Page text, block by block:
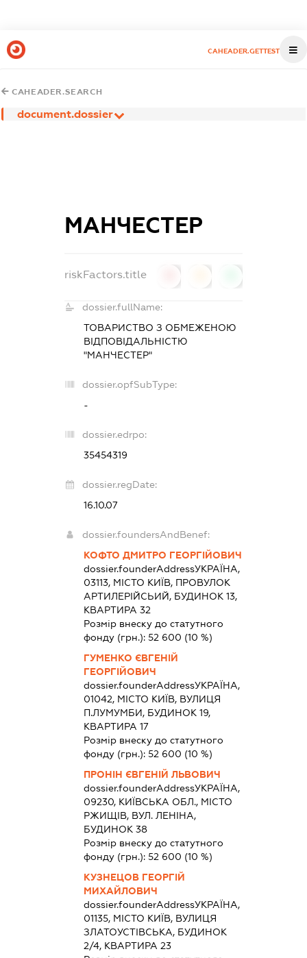
CAHEADER.GETTEST
CAHEADER.SEARCH
document.dossier
МАНЧЕСТЕР
riskFactors.title
dossier.fullName:
ТОВАРИСТВО З ОБМЕЖЕНОЮ
ВІДПОВІДАЛЬНІСТЮ
"МАНЧЕСТЕР"
dossier.opfSubType:
-
dossier.edrpo:
35454319
dossier.regDate:
16.10.07
dossier.foundersAndBenef:
КОФТО ДМИТРО ГЕОРГІЙОВИЧ
dossier.founderAddressУКРАЇНА,
03113, МІСТО КИЇВ, ПРОВУЛОК
АРТИЛЕРІЙСЬИЙ, БУДИНОК 13,
КВАРТИРА 32
Розмір внеску до статутного
фонду (грн.): 52 600 (10 %)
ГУМЕНКО ЄВГЕНІЙ
ГЕОРГІЙОВИЧ
dossier.founderAddressУКРАЇНА,
01042, МІСТО КИЇВ, ВУЛИЦЯ
П.ЛУМУМБИ, БУДИНОК 19,
КВАРТИРА 17
Розмір внеску до статутного
фонду (грн.): 52 600 (10 %)
ПРОНІН ЄВГЕНІЙ ЛЬВОВИЧ
dossier.founderAddressУКРАЇНА,
09230, КИЇВСЬКА ОБЛ., МІСТО
РЖИЩІВ, ВУЛ. ЛЕНІНА,
БУДИНОК 38
Розмір внеску до статутного
фонду (грн.): 52 600 (10 %)
КУЗНЕЦОВ ГЕОРГІЙ
МИХАЙЛОВИЧ
dossier.founderAddressУКРАЇНА,
01135, МІСТО КИЇВ, ВУЛИЦЯ
ЗЛАТОУСТІВСЬКА, БУДИНОК
2/4, КВАРТИРА 23